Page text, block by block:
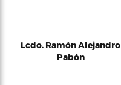
Lcdo. Ramón Alejandro
Pabón